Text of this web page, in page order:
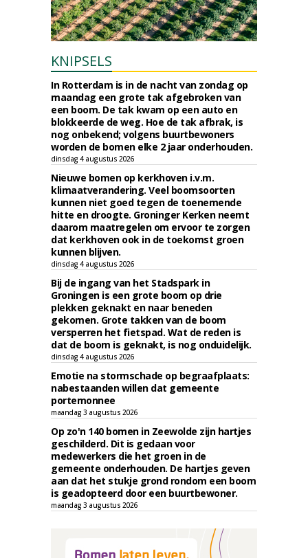
KNIPSELS
In Rotterdam is in de nacht van zondag op
maandag een grote tak afgebroken van
een boom. De tak kwam op een auto en
blokkeerde de weg. Hoe de tak afbrak, is
nog onbekend; volgens buurtbewoners
worden de bomen elke 2 jaar onderhouden.
dinsdag 4 augustus 2026
Nieuwe bomen op kerkhoven i.v.m.
klimaatverandering. Veel boomsoorten
kunnen niet goed tegen de toenemende
hitte en droogte. Groninger Kerken neemt
daarom maatregelen om ervoor te zorgen
dat kerkhoven ook in de toekomst groen
kunnen blijven.
dinsdag 4 augustus 2026
Bij de ingang van het Stadspark in
Groningen is een grote boom op drie
plekken geknakt en naar beneden
gekomen. Grote takken van de boom
versperren het fietspad. Wat de reden is
dat de boom is geknakt, is nog onduidelijk.
dinsdag 4 augustus 2026
Emotie na stormschade op begraafplaats:
nabestaanden willen dat gemeente
portemonnee
maandag 3 augustus 2026
Op zo'n 140 bomen in Zeewolde zijn hartjes
geschilderd. Dit is gedaan voor
medewerkers die het groen in de
gemeente onderhouden. De hartjes geven
aan dat het stukje grond rondom een boom
is geadopteerd door een buurtbewoner.
maandag 3 augustus 2026